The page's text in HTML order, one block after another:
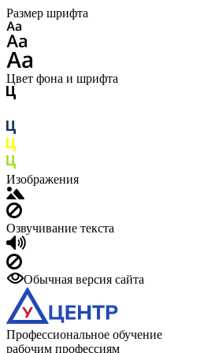
Размер шрифта
Цвет фона и шрифта
Изображения
Озвучивание текста
Обычная версия сайта
Профессиональное обучение
рабочим профессиям